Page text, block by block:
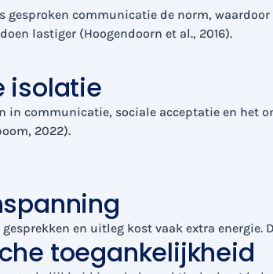
gesproken communicatie de norm,
lastiger (Hoogendoorn et al., 2016).
isolatie
in communicatie, sociale acceptatie en het
2022).
gesprekken en uitleg kost vaak extra
toegankelijkheid